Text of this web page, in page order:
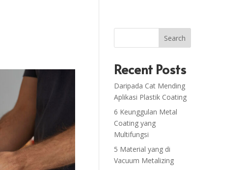
Search
Recent Posts
Daripada Cat Mending
Aplikasi Plastik Coating
6 Keunggulan Metal
Coating yang
Multifungsi
5 Material yang di
Vacuum Metalizing